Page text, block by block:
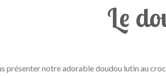
Le
présenter notre adorable doudou lutin au